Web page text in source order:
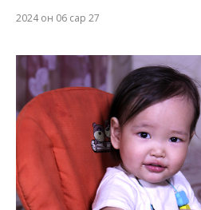
2024 он 06 сар 27